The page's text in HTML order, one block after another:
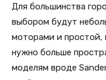
Для большинства
выбором будут
моторами и простой,
нужно больше
моделям вроде